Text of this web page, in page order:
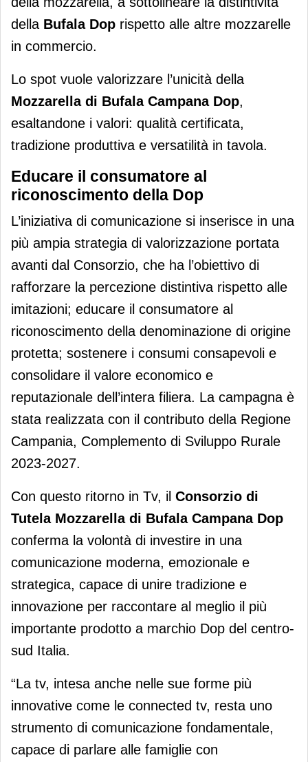
della Bufala Dop rispetto alle altre mozzarelle
in commercio.
Lo spot vuole valorizzare l’unicità della
Mozzarella di Bufala Campana Dop,
esaltandone i valori: qualità certificata,
tradizione produttiva e versatilità in tavola.
Educare il consumatore al
riconoscimento della Dop
L’iniziativa di comunicazione si inserisce in una
più ampia strategia di valorizzazione portata
avanti dal Consorzio, che ha l’obiettivo di
rafforzare la percezione distintiva rispetto alle
imitazioni; educare il consumatore al
riconoscimento della denominazione di origine
protetta; sostenere i consumi consapevoli e
consolidare il valore economico e
reputazionale dell’intera filiera. La campagna è
stata realizzata con il contributo della Regione
Campania, Complemento di Sviluppo Rurale
2023-2027.
Con questo ritorno in Tv, il Consorzio di
Tutela Mozzarella di Bufala Campana Dop
conferma la volontà di investire in una
comunicazione moderna, emozionale e
strategica, capace di unire tradizione e
innovazione per raccontare al meglio il più
importante prodotto a marchio Dop del centro-
sud Italia.
“La tv, intesa anche nelle sue forme più
innovative come le connected tv, resta uno
strumento di comunicazione fondamentale,
capace di parlare alle famiglie con